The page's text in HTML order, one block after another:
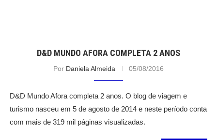
D&D MUNDO AFORA COMPLETA 2 ANOS
Por Daniela Almeida 05/08/2016
D&D Mundo Afora completa 2 anos. O blog de viagem e
turismo nasceu em 5 de agosto de 2014 e neste período conta
com mais de 319 mil páginas visualizadas.